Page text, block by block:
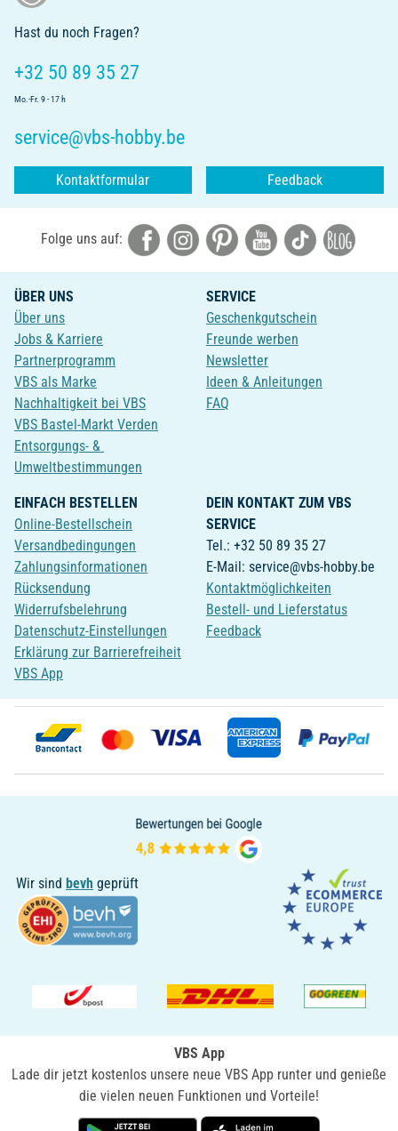
Hast du noch Fragen?
+32 50 89 35 27
Mo.-Fr. 9 - 17 h
service@vbs-hobby.be
Kontaktformular Feedback
Folge uns auf:
ÜBER UNS
Über uns
Jobs & Karriere
Partnerprogramm
VBS als Marke
Nachhaltigkeit bei VBS
VBS Bastel-Markt Verden
Entsorgungs- &
Umweltbestimmungen
SERVICE
Geschenkgutschein
Freunde werben
Newsletter
Ideen & Anleitungen
FAQ
EINFACH BESTELLEN
Online-Bestellschein
Versandbedingungen
Zahlungsinformationen
Rücksendung
Widerrufsbelehrung
Datenschutz-Einstellungen
Erklärung zur Barrierefreiheit
VBS App
DEIN KONTAKT ZUM VBS
SERVICE
Tel.: +32 50 89 35 27
E-Mail: service@vbs-hobby.be
Kontaktmöglichkeiten
Bestell- und Lieferstatus
Feedback
Wir sind bevh geprüft
VBS App
Lade dir jetzt kostenlos unsere neue VBS App runter und genieße
die vielen neuen Funktionen und Vorteile!